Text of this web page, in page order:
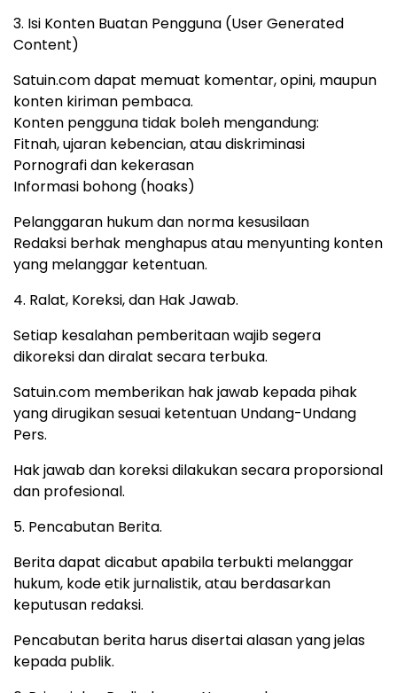
3. Isi Konten Buatan Pengguna (User Generated
Content)
Satuin.com dapat memuat komentar, opini, maupun
konten kiriman pembaca.
Konten pengguna tidak boleh mengandung:
Fitnah, ujaran kebencian, atau diskriminasi
Pornografi dan kekerasan
Informasi bohong (hoaks)
Pelanggaran hukum dan norma kesusilaan
Redaksi berhak menghapus atau menyunting konten
yang melanggar ketentuan.
4. Ralat, Koreksi, dan Hak Jawab.
Setiap kesalahan pemberitaan wajib segera
dikoreksi dan diralat secara terbuka.
Satuin.com memberikan hak jawab kepada pihak
yang dirugikan sesuai ketentuan Undang-Undang
Pers.
Hak jawab dan koreksi dilakukan secara proporsional
dan profesional.
5. Pencabutan Berita.
Berita dapat dicabut apabila terbukti melanggar
hukum, kode etik jurnalistik, atau berdasarkan
keputusan redaksi.
Pencabutan berita harus disertai alasan yang jelas
kepada publik.